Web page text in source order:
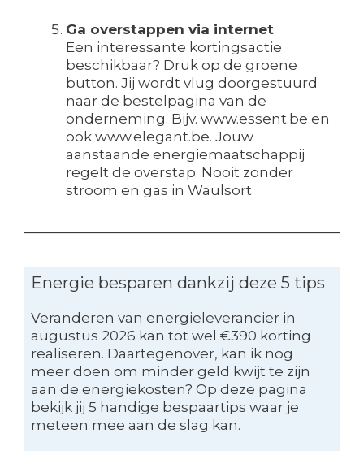
Ga overstappen via internet
Een interessante kortingsactie
beschikbaar? Druk op de groene
button. Jij wordt vlug doorgestuurd
naar de bestelpagina van de
onderneming. Bijv. www.essent.be en
ook www.elegant.be. Jouw
aanstaande energiemaatschappij
regelt de overstap. Nooit zonder
stroom en gas in Waulsort
Energie besparen dankzij deze 5 tips
Veranderen van energieleverancier in
augustus 2026 kan tot wel €390 korting
realiseren. Daartegenover, kan ik nog
meer doen om minder geld kwijt te zijn
aan de energiekosten? Op deze pagina
bekijk jij 5 handige bespaartips waar je
meteen mee aan de slag kan.